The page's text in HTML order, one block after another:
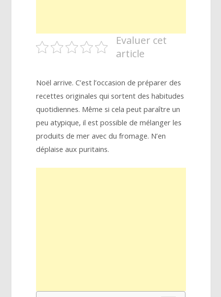
Evaluer cet
article
Noël arrive. C’est l’occasion de préparer des
recettes originales qui sortent des habitudes
quotidiennes. Même si cela peut paraître un
peu atypique, il est possible de mélanger les
produits de mer avec du fromage. N’en
déplaise aux puritains.